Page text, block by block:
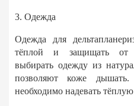
3. Одежда
Одежда для
тёплой и защищать от
выбирать одежду из
позволяют коже
необходимо надевать